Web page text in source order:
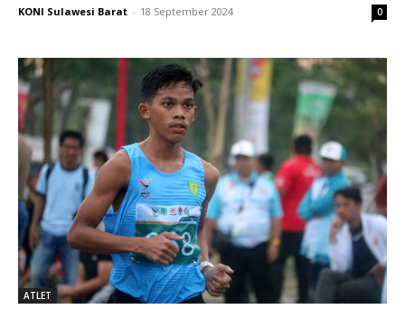
KONI Sulawesi Barat - 18 September 2024 0
ATLET